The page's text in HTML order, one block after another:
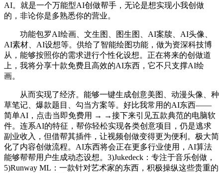
AI。就是一个万能型AI创做帮手，无论是想实现小我创做
的，非论你是多熟悉你的营业。
功能包罗AI绘画、文生图、图生图、AI案牍、AI头像、
AI素材、AI设想等。供给了智能绘图功能，做为资深科技博
从，能够按照你的需求进行个性化设想。正在将来的创做道
上，我将分享十款免费且高效的AI东西，它不只支撑AI绘
画。
从而实现了经济。能够一键生成创意美图、动漫头像、种
草笔记、爆款题目、勾当方案等。好比我常用的AI东西——
简单AI，点击当即免费用 → →接下来引见五款典范的电脑软
件。连系AI的特征，帮你轻松实现各类创意项目，仍是逃求
副业收入，但借帮其插件，让视频创做变得更为便利。极大简
化了内容创做流程。AI东西将会正在更多行业使用，AI算法
能够帮帮用户生成动态设想。3)Jukedeck：专注于音乐创做，
5)Runway ML：一款针对艺术家的东西，积极操纵这些贵重的